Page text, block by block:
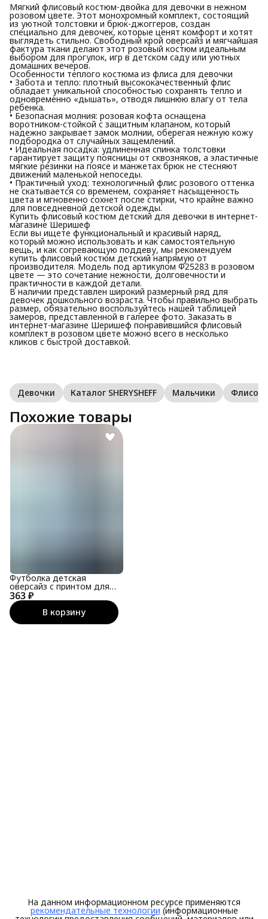
Мягкий флисовый костюм-двойка для девочки в нежном
розовом цвете. Этот монохромный комплект, состоящий
из уютной толстовки и брюк-джоггеров, создан
специально для девочек, которые ценят комфорт и хотят
выглядеть стильно. Свободный крой оверсайз и мягчайшая
фактура ткани делают этот розовый костюм идеальным
выбором для прогулок, игр в детском саду или уютных
домашних вечеров.
Особенности теплого костюма из флиса для девочки
• Забота и тепло: плотный высококачественный флис
обладает уникальной способностью сохранять тепло и
одновременно «дышать», отводя лишнюю влагу от тела
ребенка.
• Безопасная молния: розовая кофта оснащена
воротником-стойкой с защитным клапаном, который
надежно закрывает замок молнии, оберегая нежную кожу
подбородка от случайных защемлений.
• Идеальная посадка: удлиненная спинка толстовки
гарантирует защиту поясницы от сквозняков, а эластичные
мягкие резинки на поясе и манжетах брюк не стесняют
движений маленькой непоседы.
• Практичный уход: технологичный флис розового оттенка
не скатывается со временем, сохраняет насыщенность
цвета и мгновенно сохнет после стирки, что крайне важно
для повседневной детской одежды.
Купить флисовый костюм детский для девочки в интернет-
магазине Шеришеф
Если вы ищете функциональный и красивый наряд,
который можно использовать и как самостоятельную
вещь, и как согревающую поддеву, мы рекомендуем
купить флисовый костюм детский напрямую от
производителя. Модель под артикулом Ф25283 в розовом
цвете — это сочетание нежности, долговечности и
практичности в каждой детали.
В наличии представлен широкий размерный ряд для
девочек дошкольного возраста. Чтобы правильно выбрать
размер, обязательно воспользуйтесь нашей таблицей
замеров, представленной в галерее фото. Заказать в
интернет-магазине Шеришеф понравившийся флисовый
комплект в розовом цвете можно всего в несколько
кликов с быстрой доставкой.
Девочки Каталог SHERYSHEFF Мальчики
Похожие товары
363 ₽
Футболка детская
оверсайз с принтом для
подростка
В корзину
На данном информационном ресурсе применяются
рекомендательные технологии (информационные